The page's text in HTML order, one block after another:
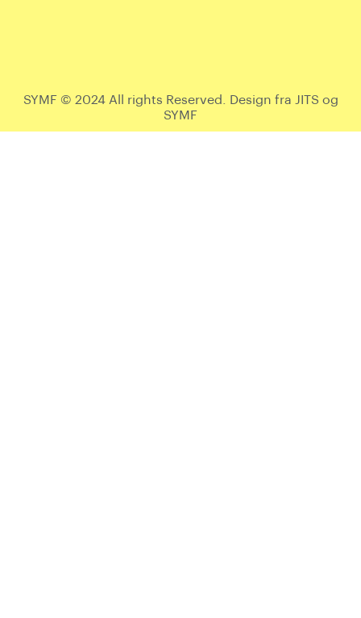
SYMF © 2024 All rights Reserved. Design fra JITS og
SYMF